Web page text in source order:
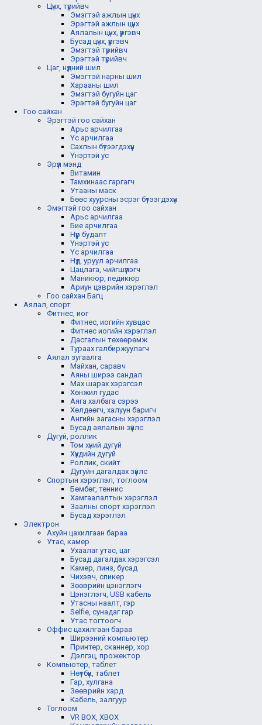
Цүнх, түрийвч
Эмэгтэй ажлын цүнх
Эрэгтэй ажлын цүнх
Аялалын цүнх, үүргэвч
Бусад цүнх, үүргэвч
Эмэгтэй түрийвч
Эрэгтэй түрийвч
Цаг, нүдний шил
Эмэгтэй нарны шил
Харааны шил
Эмэгтэй бугуйн цаг
Эрэгтэй бугуйн цаг
Гоо сайхан
Эрэгтэй гоо сайхан
Арьс арчилгаа
Үс арчилгаа
Сахлын бүтээгдэхүүн
Үнэртэй ус
Эрүүл мэнд
Витамин
Тамхинаас гаргагч
Утааны маск
Бөөс хуурсны эсрэг бүтээгдэхүүн
Эмэгтэй гоо сайхан
Арьс арчилгаа
Бие арчилгаа
Нүүр будалт
Үнэртэй ус
Үс арчилгаа
Нүд, уруул арчилгаа
Цацлага, чийгшүүлэгч
Маникюр, педикюр
Ариун цэврийн хэрэглэл
Гоо сайхан Багц
Аялал, спорт
Фитнес, иог
Фитнес, иогийн хувцас
Фитнес иогийн хэрэглэл
Дасгалын төхөөрөмж
Тураах галбиржуулагч
Аялал зугаалга
Майхан, саравч
Аяны ширээ сандал
Мах шарах хэрэгсэл
Хөнжил гудас
Аяга халбага сэрээ
Хөлдөөгч, халуун баригч
Ангийн загасны хэрэглэл
Бусад аялалын зүйлс
Дугуй, роллик
Том хүний дугуй
Хүүхдийн дугуй
Роллик, скийт
Дугуйн дагалдах зүйлс
Спортын хэрэглэл, тоглоом
Бөмбөг, теннис
Хамгаалалтын хэрэглэл
Заалны спорт хэрэглэл
Бусад хэрэглэл
Электрон
Ахуйн цахилгаан бараа
Утас, камер
Ухаалаг утас, цаг
Бусад дагалдах хэрэгсэл
Камер, линз, бусад
Чихэвч, спикер
Зөөврийн цэнэглэгч
Цэнэглэгч, USB кабель
Утасны наалт, гэр
Selfie, сунадаг гар
Утас тогтоогч
Оффис цахилгаан бараа
Ширээний компьютер
Принтер, сканнер, хор
Дэлгэц, прожектор
Компьютер, таблет
Нөүтбүүк, таблет
Гар, хулгана
Зөөврийн хард
Кабель, залгуур
Тоглоом
VR BOX, XBOX